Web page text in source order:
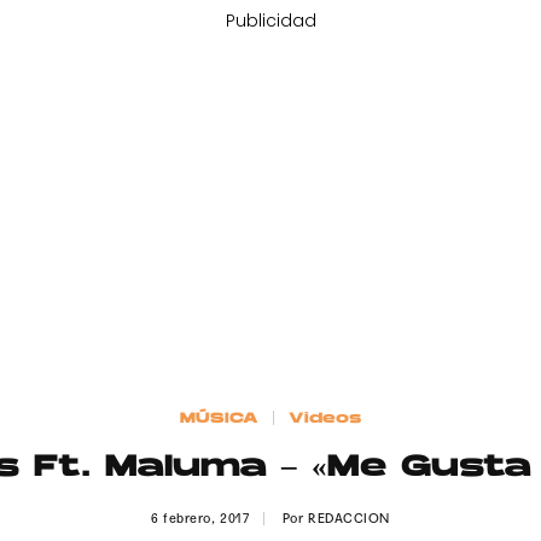
Publicidad
MÚSICA Videos
Ft. Maluma – «Me Gusta
6 febrero, 2017 PorREDACCION